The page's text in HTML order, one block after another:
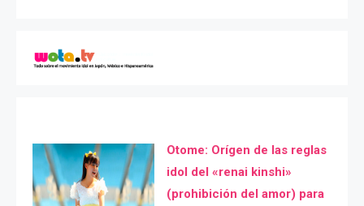
Otome: Orígen de las reglas
idol del «renai kinshi»
(prohibición del amor) para